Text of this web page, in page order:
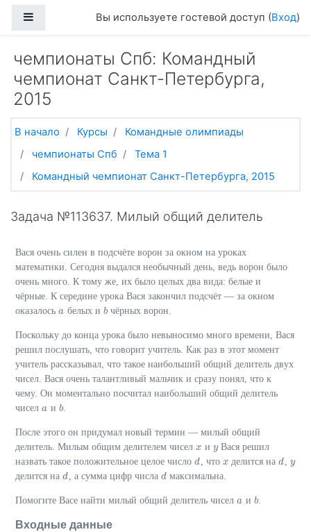
Боковая панельВы используете гостевой доступ (Вход)
чемпионаты Спб: Командный
чемпионат Санкт-Петербурга,
2015
В начало Курсы
Командные олимпиады
чемпионаты Спб
Тема 1
Командный чемпионат Санкт-Петербурга, 2015
Задача №113637. Милый общий делитель
Вася очень силен в подсчёте ворон за окном на уроках
математики. Сегодня выдался необычный день, ведь ворон было
очень много. К тому же, их было целых два вида: белые и
чёрные. К середине урока Вася закончил подсчёт — за окном
оказалось a
a белых и b
bчёрных ворон.
Поскольку до конца урока было невыносимо много времени, Вася
решил послушать, что говорит учитель. Как раз в этот момент
учитель рассказывал, что такое наибольший общий делитель двух
чисел. Вася очень талантливый мальчик и сразу понял, что к
чему. Он моментально посчитал наибольший общий делитель
чисел a
a и b
b.
После этого он придумал новый термин — милый общий
делитель. Милым общим делителем чисел x
x и y
yВася решил
назвать такое положительное целое число d
d , что x
x делится наd
d y
y
делится на d
d , а сумма цифр числа d
d максимальна.
Помогите Васе найти милый общий делитель чисел a
a и b
b.
Входные данные